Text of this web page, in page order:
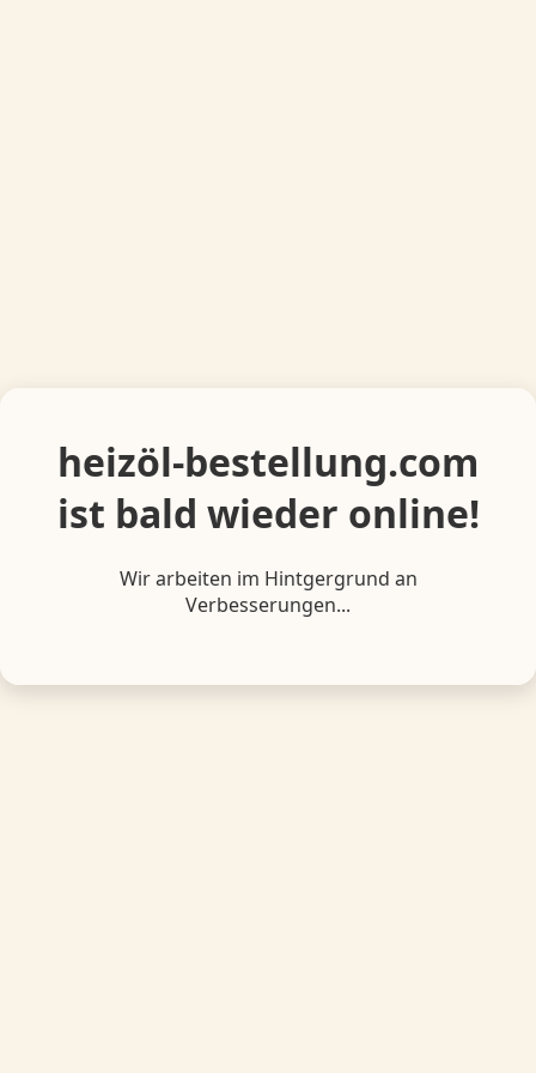
heizöl-bestellung.com
ist bald wieder online!
Wir arbeiten im Hintgergrund an
Verbesserungen...